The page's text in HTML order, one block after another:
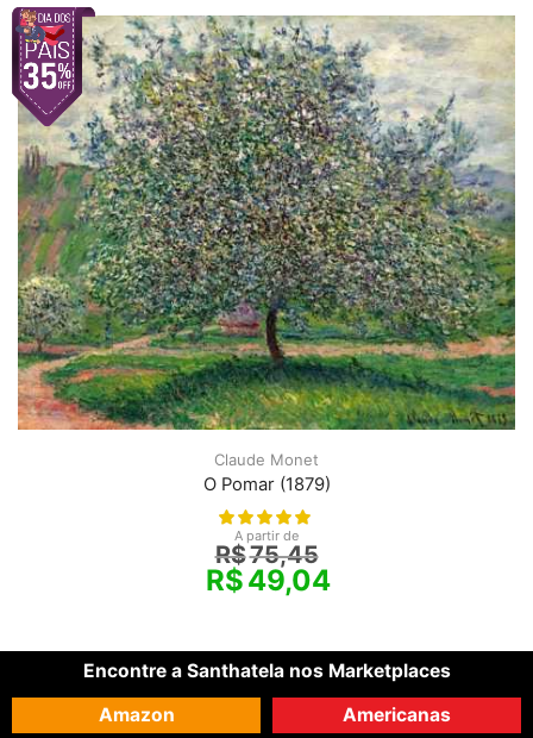
Claude Monet
O Pomar (1879)
A partir de
R$75,45
R$49,04
Encontre a Santhatela nos Marketplaces
Amazon
Americanas